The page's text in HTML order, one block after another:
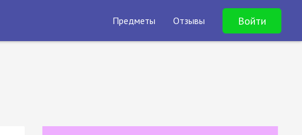
Предметы Отзывы Войти